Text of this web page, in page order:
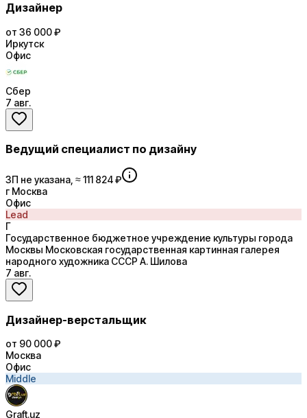
Дизайнер
от 36 000 ₽
Иркутск
Офис
Сбер
7 авг.
Ведущий специалист по дизайну
ЗП не указана, ≈ 111 824 ₽
г Москва
Офис
Lead
Г
Государственное бюджетное учреждение культуры города
Москвы Московская государственная картинная галерея
народного художника СССР А. Шилова
7 авг.
Дизайнер-верстальщик
от 90 000 ₽
Москва
Офис
Middle
Graft.uz